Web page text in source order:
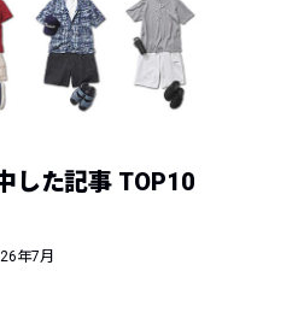
した記事 TOP10
年7月